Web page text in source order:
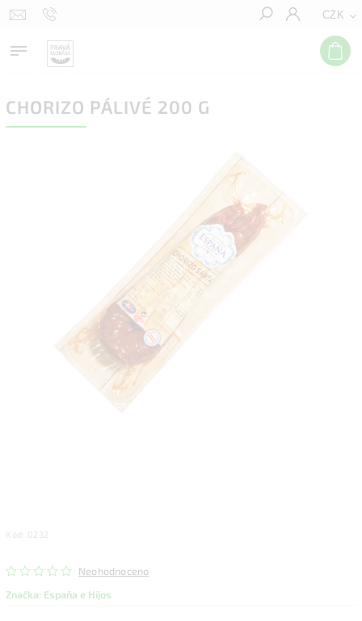
CZK
Hledat
CHORIZO PÁLIVÉ 200 G
Kód: 0232
Neohodnoceno
Značka: Espaňa e Hijos